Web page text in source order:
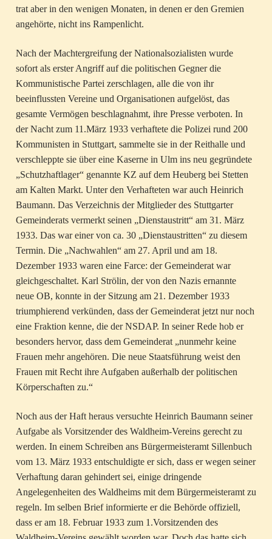
trat aber in den wenigen Monaten, in denen er den Gremien
angehörte, nicht ins Rampenlicht.
Nach der Machtergreifung der Nationalsozialisten wurde
sofort als erster Angriff auf die politischen Gegner die
Kommunistische Partei zerschlagen, alle die von ihr
beeinflussten Vereine und Organisationen aufgelöst, das
gesamte Vermögen beschlagnahmt, ihre Presse verboten. In
der Nacht zum 11.März 1933 verhaftete die Polizei rund 200
Kommunisten in Stuttgart, sammelte sie in der Reithalle und
verschleppte sie über eine Kaserne in Ulm ins neu gegründete
„Schutzhaftlager“ genannte KZ auf dem Heuberg bei Stetten
am Kalten Markt. Unter den Verhafteten war auch Heinrich
Baumann. Das Verzeichnis der Mitglieder des Stuttgarter
Gemeinderats vermerkt seinen „Dienstaustritt“ am 31. März
1933. Das war einer von ca. 30 „Dienstaustritten“ zu diesem
Termin. Die „Nachwahlen“ am 27. April und am 18.
Dezember 1933 waren eine Farce: der Gemeinderat war
gleichgeschaltet. Karl Strölin, der von den Nazis ernannte
neue OB, konnte in der Sitzung am 21. Dezember 1933
triumphierend verkünden, dass der Gemeinderat jetzt nur noch
eine Fraktion kenne, die der NSDAP. In seiner Rede hob er
besonders hervor, dass dem Gemeinderat „nunmehr keine
Frauen mehr angehören. Die neue Staatsführung weist den
Frauen mit Recht ihre Aufgaben außerhalb der politischen
Körperschaften zu.“
Noch aus der Haft heraus versuchte Heinrich Baumann seiner
Aufgabe als Vorsitzender des Waldheim-Vereins gerecht zu
werden. In einem Schreiben ans Bürgermeisteramt Sillenbuch
vom 13. März 1933 entschuldigte er sich, dass er wegen seiner
Verhaftung daran gehindert sei, einige dringende
Angelegenheiten des Waldheims mit dem Bürgermeisteramt zu
regeln. Im selben Brief informierte er die Behörde offiziell,
dass er am 18. Februar 1933 zum 1.Vorsitzenden des